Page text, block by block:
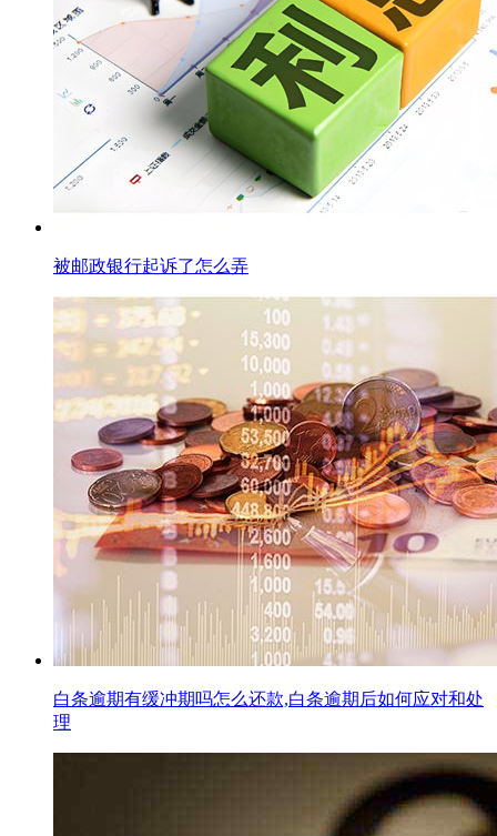
被邮政银行起诉了怎么弄
白条逾期有缓冲期吗怎么还款,白条逾期后如何应对和处
理